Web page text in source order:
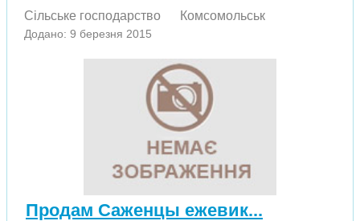
Сільське господарство Комсомольськ
Додано: 9 березня 2015
Продам Саженцы ежевик...